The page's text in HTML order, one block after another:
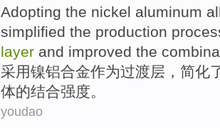
Adopting the nickel aluminum
simplified the production
layer and improved the
采用镍铝合金作为过渡层 ， 简化
体的结合强度。
youdao